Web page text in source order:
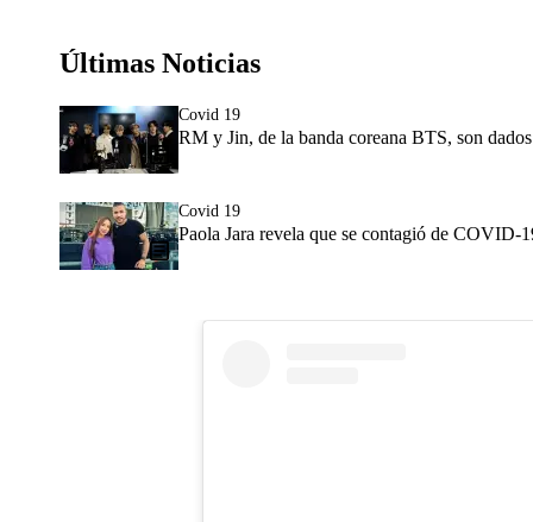
Últimas Noticias
Covid 19
RM y Jin, de la banda coreana BTS, son
Covid 19
Paola Jara revela que se contagió de COVID-